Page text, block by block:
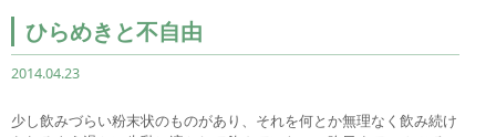
ひらめきと不自由
2014.04.23
少し飲みづらい粉末状のものがあり、それを何とか無理なく飲み続け